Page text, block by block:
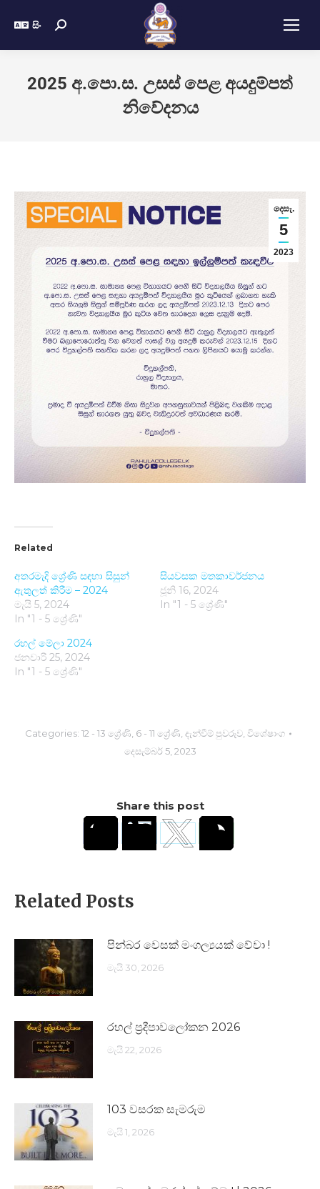
සිං
2025 අ.පො.ස. උසස් පෙළ අයදුම්පත්
නිවේදනය
දෙසැ.
5
2023
Related
අතරමැදි ශ්‍රේණි සඳහා සිසුන්
ඇතුලත් කිරීම – 2024
මැයි 5, 2024
In "1 - 5 ශ්‍රේණි"
සියවසක මතකාවර්ජනය
ජූනි 16, 2024
In "1 - 5 ශ්‍රේණි"
රහල් මේලා 2024
ජනවාරි 25, 2024
In "1 - 5 ශ්‍රේණි"
Categories: 12 - 13 ශ්‍රේණි 6 - 11 ශ්‍රේණි දැන්වීම් පුවරුව, විශේෂාංග
දෙසැම්බර් 5, 2023
Share this post
Related Posts
පින්බර වෙසක් මංගල්‍යයක් වේවා !
මැයි 30, 2026
රහල් ප්‍රදීපාවලෝකන 2026
මැයි 22, 2026
103 වසරක සැමරුම
මැයි 1, 2026